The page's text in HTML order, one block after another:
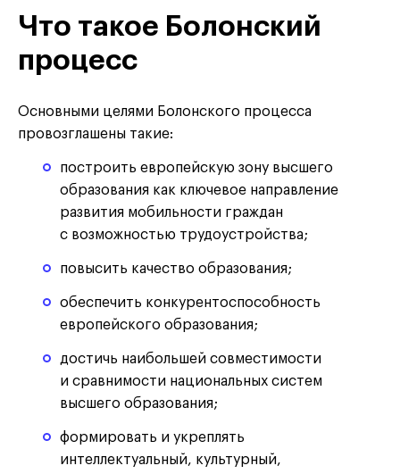
Что такое Болонский
процесс
Основными целями Болонского процесса
провозглашены такие:
построить европейскую зону высшего
образования как ключевое направление
развития мобильности граждан
с возможностью трудоустройства;
повысить качество образования;
обеспечить конкурентоспособность
европейского образования;
достичь наибольшей совместимости
и сравнимости национальных систем
высшего образования;
формировать и укреплять
интеллектуальный, культурный,